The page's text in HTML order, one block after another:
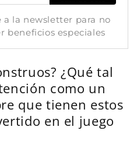
la newsletter para no
beneficios especiales
¿Qué tal
como un
que tienen estos
en el juego